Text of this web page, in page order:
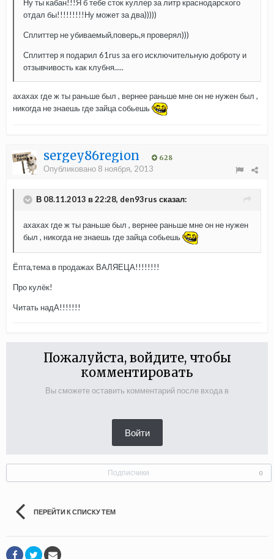
Ну ты кабан!!!Я б тебе сток куллер за литр краснодарского
отдал бы!!!!!!!!!Ну может за два)))))
Сплиттер не убиваемый,поверь,я проверял)))
Сплиттер я подарил 61rus за его исключительную доброту и
отзывчивость как клубня.....
ахахах где ж ты раньше был , вернее раньше мне он не нужен был ,
никогда не знаешь где зайца собьешь
sergey86region 628
Опубликовано 8 ноября, 2013
В 08.11.2013 в 22:28, den93rus сказал:
ахахах где ж ты раньше был , вернее раньше мне он не нужен
был , никогда не знаешь где зайца собьешь
Ёпта,тема в продажах ВАЛЯЕЦА!!!!!!!!
Про кулёк!
Читать надА!!!!!!!
Пожалуйста, войдите, чтобы
комментировать
Вы сможете оставить комментарий после входа в
Войти
Подписчики 0
ПЕРЕЙТИ К СПИСКУ ТЕМ